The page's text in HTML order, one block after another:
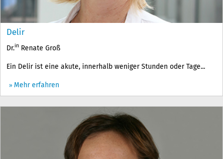
Delir
Dr.in Renate Groß
Ein Delir ist eine akute, innerhalb weniger Stunden oder Tage...
Mehr erfahren